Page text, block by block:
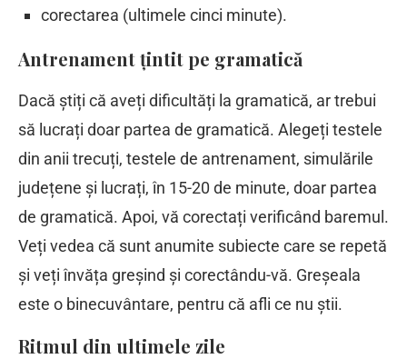
corectarea (ultimele cinci minute).
Antrenament țintit pe gramatică
Dacă știți că aveți dificultăți la gramatică, ar trebui
să lucrați doar partea de gramatică. Alegeți testele
din anii trecuți, testele de antrenament, simulările
județene și lucrați, în 15-20 de minute, doar partea
de gramatică. Apoi, vă corectați verificând baremul.
Veți vedea că sunt anumite subiecte care se repetă
și veți învăța greșind și corectându-vă. Greșeala
este o binecuvântare, pentru că afli ce nu știi.
Ritmul din ultimele zile